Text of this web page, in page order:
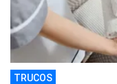
TRUCOS